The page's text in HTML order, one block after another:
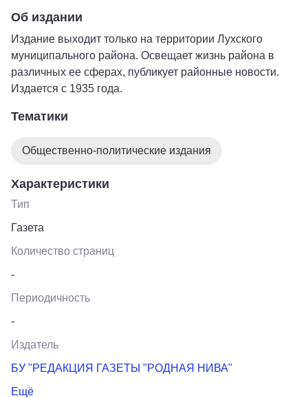
Об издании
Издание выходит только на территории Лухского
муниципального района. Освещает жизнь района в
различных ее сферах, публикует районные новости.
Издается с 1935 года.
Тематики
Общественно-политические издания
Характеристики
Тип
Газета
Количество страниц
-
Периодичность
-
Издатель
БУ "РЕДАКЦИЯ ГАЗЕТЫ "РОДНАЯ НИВА"
Ещё